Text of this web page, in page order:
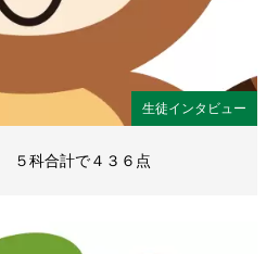
生徒インタビュー
５科合計で４３６点